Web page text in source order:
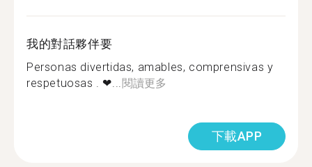
我的對話夥伴要
Personas divertidas, amables, comprensivas y
respetuosas . ❤...閱讀更多
下載APP